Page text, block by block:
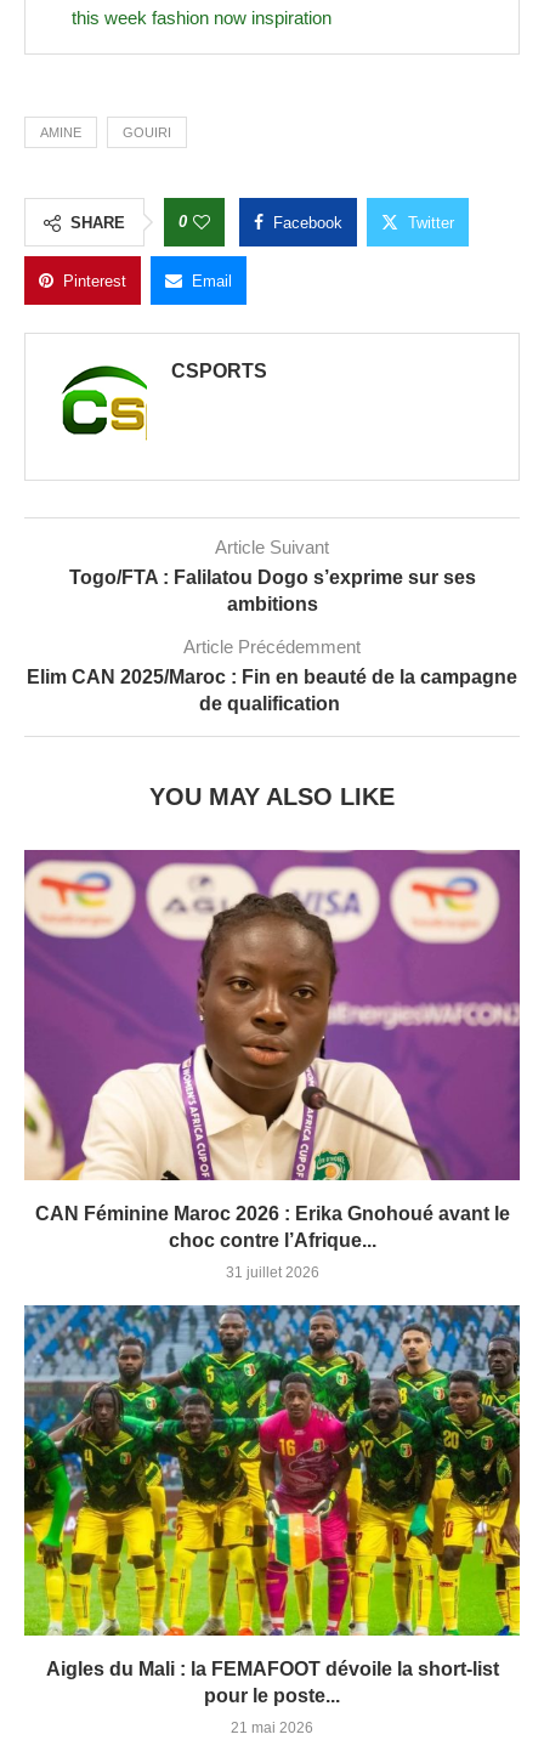
this week fashion now inspiration
AMINE GOUIRI
SHARE 0 Facebook Twitter
Pinterest Email
CSPORTS
Article Suivant
Togo/FTA : Falilatou Dogo s’exprime sur ses
ambitions
Article Précédemment
Elim CAN 2025/Maroc : Fin en beauté de la campagne
de qualification
YOU MAY ALSO LIKE
CAN Féminine Maroc 2026 : Erika Gnohoué avant le
choc contre l’Afrique...
31 juillet 2026
Aigles du Mali : la FEMAFOOT dévoile la short-list
pour le poste...
21 mai 2026